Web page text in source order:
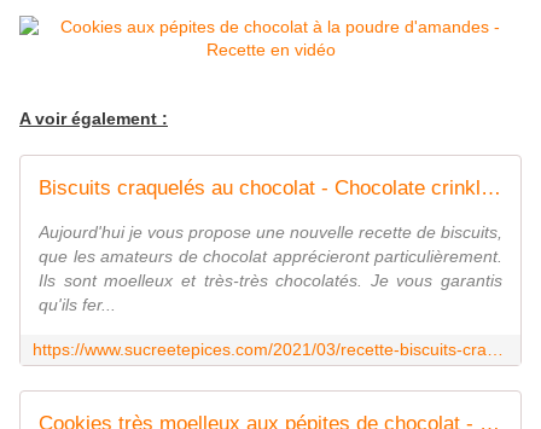
A voir également :
Biscuits craquelés au chocolat - Chocolate crinkle cookies - Recette en vidéo - www.sucreetepices.com
Aujourd'hui je vous propose une nouvelle recette de biscuits,
que les amateurs de chocolat apprécieront particulièrement.
Ils sont moelleux et très-très chocolatés. Je vous garantis
qu'ils fer...
Cookies très moelleux aux pépites de chocolat - Recette en vidéo - www.sucreetepices.com